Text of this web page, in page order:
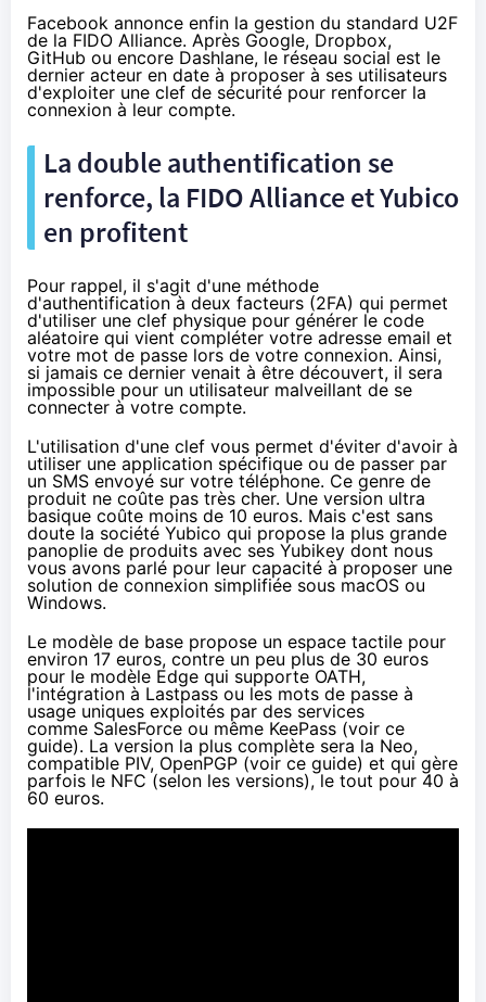
Facebook annonce enfin la gestion du standard U2F
de la FIDO Alliance. Après Google, Dropbox,
GitHub ou encore Dashlane, le réseau social est le
dernier acteur en date à proposer à ses utilisateurs
d'exploiter une clef de sécurité pour renforcer la
connexion à leur compte.
La double authentification se
renforce, la FIDO Alliance et Yubico
en profitent
Pour rappel, il s'agit d'une méthode
d'authentification à deux facteurs (2FA) qui permet
d'utiliser une clef physique pour générer le code
aléatoire qui vient compléter votre adresse email et
votre mot de passe lors de votre connexion. Ainsi,
si jamais ce dernier venait à être découvert, il sera
impossible pour un utilisateur malveillant de se
connecter à votre compte.
L'utilisation d'une clef vous permet d'éviter d'avoir à
utiliser une application spécifique ou de passer par
un SMS envoyé sur votre téléphone. Ce genre de
produit ne coûte pas très cher. Une version ultra
basique coûte moins de 10 euros. Mais c'est sans
doute la société Yubico qui propose la plus grande
panoplie de produits avec ses Yubikey dont nous
vous avons parlé pour leur capacité à proposer une
solution de connexion simplifiée sous macOS ou
Windows.
Le modèle de base propose un espace tactile pour
environ 17 euros, contre un peu plus de 30 euros
pour le modèle Edge qui supporte OATH,
l'intégration à Lastpass ou les mots de passe à
usage uniques exploités par des services
comme SalesForce ou même KeePass (voir ce
guide). La version la plus complète sera la Neo,
compatible PIV, OpenPGP (voir ce guide) et qui gère
parfois le NFC (selon les versions), le tout pour 40 à
60 euros.